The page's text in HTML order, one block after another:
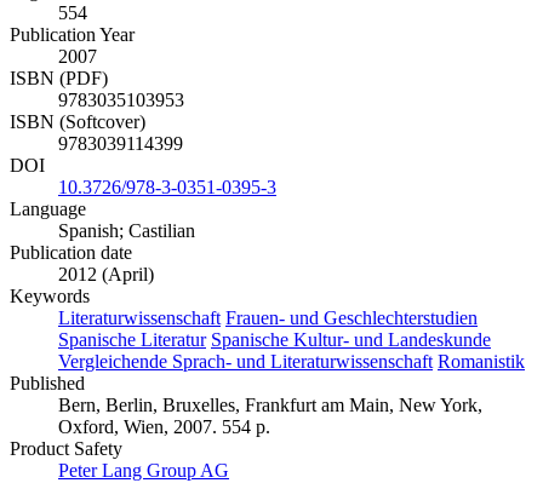
554
Publication Year
2007
ISBN (PDF)
9783035103953
ISBN (Softcover)
9783039114399
DOI
10.3726/978-3-0351-0395-3
Language
Spanish; Castilian
Publication date
2012 (April)
Keywords
Literaturwissenschaft Frauen- und Geschlechterstudien
Spanische Literatur Spanische Kultur- und Landeskunde
Vergleichende Sprach- und Literaturwissenschaft Romanistik
Published
Bern, Berlin, Bruxelles, Frankfurt am Main, New York,
Oxford, Wien, 2007. 554 p.
Product Safety
Peter Lang Group AG